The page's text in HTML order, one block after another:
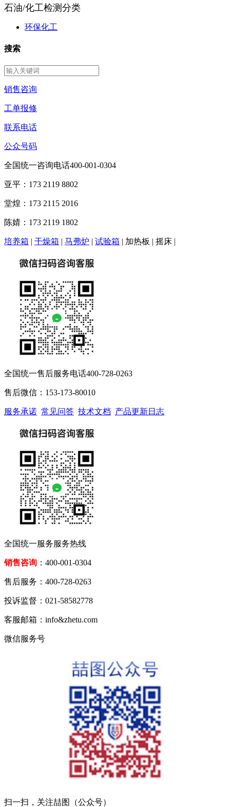
石油/化工检测分类
环保化工
搜索
销售咨询
工单报修
联系电话
公众号码
全国统一咨询电话400-001-0304
亚平：173 2119 8802
堂煌：173 2115 2016
陈婧：173 2119 1802
培养箱 | 干燥箱 | 马弗炉 | 试验箱 | 加热板 | 摇床 |
全国统一售后服务电话400-728-0263
售后微信：153-173-80010
服务承诺 常见问答 技术文档 产品更新日志
全国统一服务服务热线
销售咨询 ：400-001-0304
售后服务：400-728-0263
投诉监督：021-58582778
客服邮箱：info&zhetu.com
微信服务号
扫一扫，关注喆图（公众号）